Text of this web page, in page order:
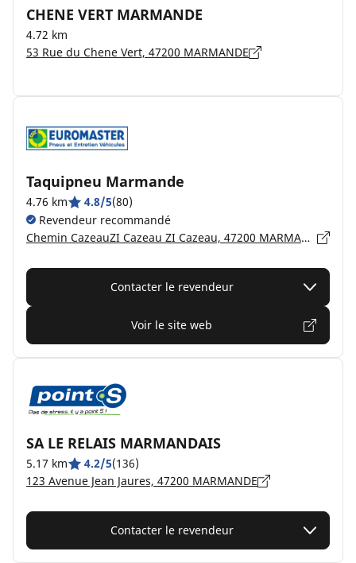
CHENE VERT MARMANDE
4.72 km
53 Rue du Chene Vert, 47200 MARMANDE
Taquipneu Marmande
4.76 km 4.8/5(80)
Revendeur recommandé
Chemin CazeauZI Cazeau ZI Cazeau, 47200 MARMANDE
Contacter le revendeur
Voir le site web
SA LE RELAIS MARMANDAIS
5.17 km 4.2/5(136)
123 Avenue Jean Jaures, 47200 MARMANDE
Contacter le revendeur